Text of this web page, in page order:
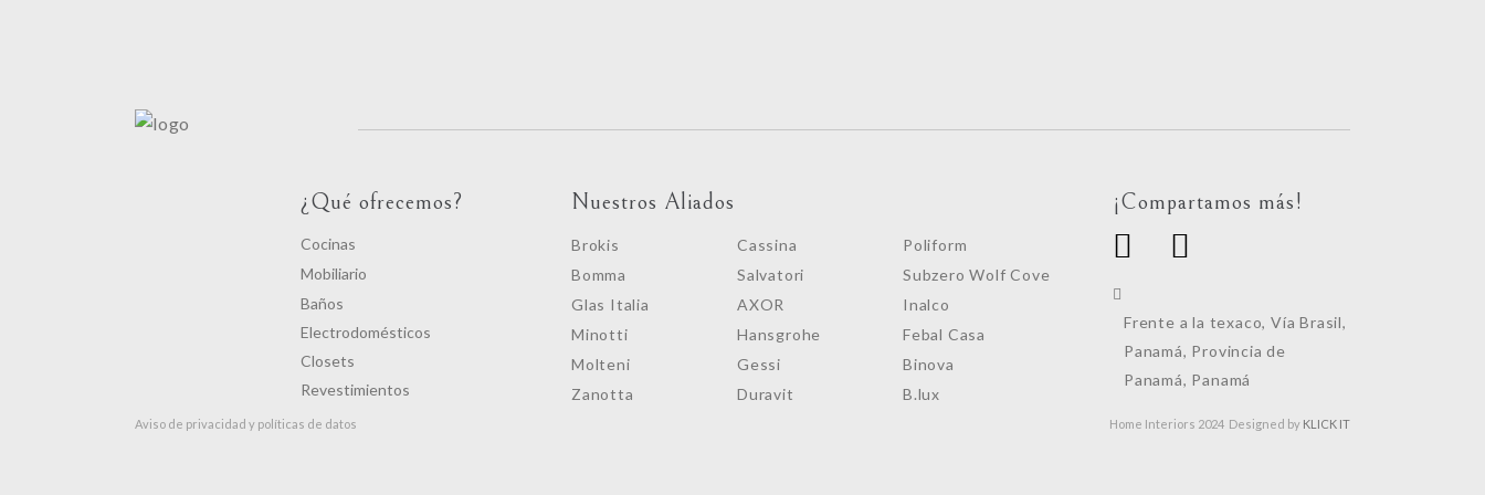
¿Qué ofrecemos?
Cocinas
Mobiliario
Baños
Electrodomésticos
Closets
Revestimientos
Nuestros Aliados
Brokis
Bomma
Glas Italia
Minotti
Molteni
Zanotta
Cassina
Salvatori
AXOR
Hansgrohe
Gessi
Duravit
Poliform
Subzero Wolf Cove
Inalco
Febal Casa
Binova
B.lux
¡Compartamos más!
Frente a la texaco, Vía Brasil,
Panamá, Provincia de
Panamá, Panamá
Aviso de privacidad y políticas de datos Home Interiors 2024 Designed by KLICK IT